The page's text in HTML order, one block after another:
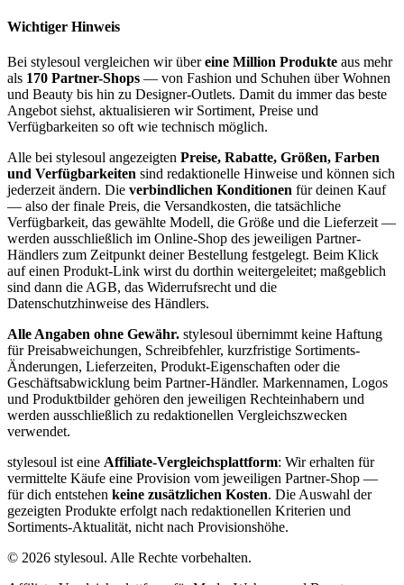
Wichtiger Hinweis
Bei stylesoul vergleichen wir übereine Million Produkte aus mehr
als 170 Partner-Shops — von Fashion und Schuhen über Wohnen
und Beauty bis hin zu Designer-Outlets. Damit du immer das beste
Angebot siehst, aktualisieren wir Sortiment, Preise und
Verfügbarkeiten so oft wie technisch möglich.
Alle bei stylesoul angezeigten Preise, Rabatte, Größen, Farben
und Verfügbarkeiten sind redaktionelle Hinweise und können sich
jederzeit ändern. Die verbindlichen Konditionen für deinen Kauf
— also der finale Preis, die Versandkosten, die tatsächliche
Verfügbarkeit, das gewählte Modell, die Größe und die Lieferzeit —
werden ausschließlich im Online-Shop des jeweiligen Partner-
Händlers zum Zeitpunkt deiner Bestellung festgelegt. Beim Klick
auf einen Produkt-Link wirst du dorthin weitergeleitet; maßgeblich
sind dann die AGB, das Widerrufsrecht und die
Datenschutzhinweise des Händlers.
Alle Angaben ohne Gewähr. stylesoul übernimmt keine Haftung
für Preisabweichungen, Schreibfehler, kurzfristige Sortiments-
Änderungen, Lieferzeiten, Produkt-Eigenschaften oder die
Geschäftsabwicklung beim Partner-Händler. Markennamen, Logos
und Produktbilder gehören den jeweiligen Rechteinhabern und
werden ausschließlich zu redaktionellen Vergleichszwecken
verwendet.
stylesoul ist eine Affiliate-Vergleichsplattform: Wir erhalten für
vermittelte Käufe eine Provision vom jeweiligen Partner-Shop —
für dich entstehen keine zusätzlichen Kosten. Die Auswahl der
gezeigten Produkte erfolgt nach redaktionellen Kriterien und
Sortiments-Aktualität, nicht nach Provisionshöhe.
© 2026 stylesoul. Alle Rechte vorbehalten.